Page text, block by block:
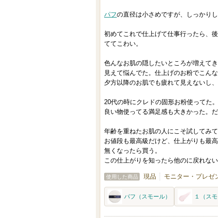
登
て
い
す
パフの直径は小さめですが、しっかり
初めてこれで仕上げて仕事行ったら、
ててこわい。
色んなお肌の隠したいところが増えて
見えて悩んでた。仕上げのお粉でこん
夕方以降のお肌でも疲れて見えないし
20代の時にクレドの固形お粉使ってた
良い物使ってる満足感も大きかった。
年齢を重ねたお肌の人にこそ試してみ
お値段も最高級だけど、仕上がりも最
無くなったら買う。
この仕上がりを知ったら他のに戻れな
使用した商品 現品 モニター・プレゼ
パフ（スモール） １（ス